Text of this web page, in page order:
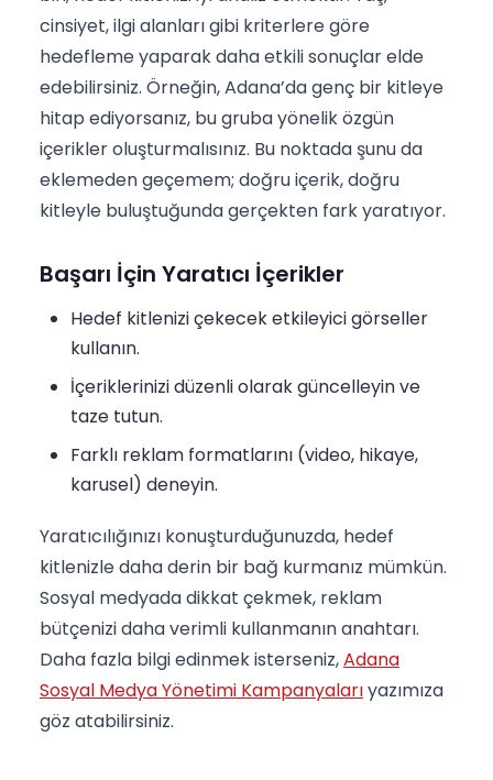
cinsiyet, ilgi alanları gibi kriterlere göre
hedefleme yaparak daha etkili sonuçlar elde
edebilirsiniz. Örneğin, Adana’da genç bir kitleye
hitap ediyorsanız, bu gruba yönelik özgün
içerikler oluşturmalısınız. Bu noktada şunu da
eklemeden geçemem; doğru içerik, doğru
kitleyle buluştuğunda gerçekten fark yaratıyor.
Başarı İçin Yaratıcı İçerikler
Hedef kitlenizi çekecek etkileyici görseller
kullanın.
İçeriklerinizi düzenli olarak güncelleyin ve
taze tutun.
Farklı reklam formatlarını (video, hikaye,
karusel) deneyin.
Yaratıcılığınızı konuşturduğunuzda, hedef
kitlenizle daha derin bir bağ kurmanız mümkün.
Sosyal medyada dikkat çekmek, reklam
bütçenizi daha verimli kullanmanın anahtarı.
Daha fazla bilgi edinmek isterseniz,Adana
Sosyal Medya Yönetimi Kampanyalarıyazımıza
göz atabilirsiniz.